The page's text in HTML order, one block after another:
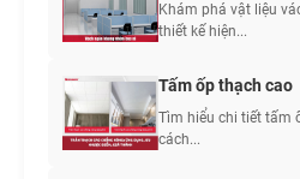
Khám phá vật liệu
thiết kế hiện...
Tấm ốp thạch cao
Tìm hiểu chi tiết tấm
cách...